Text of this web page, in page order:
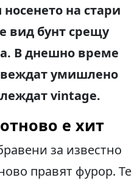
носенето на стари
вид бунт срещу
В днешно време
умишлено
vintage.
е хит
за известно
правят фурор. Те